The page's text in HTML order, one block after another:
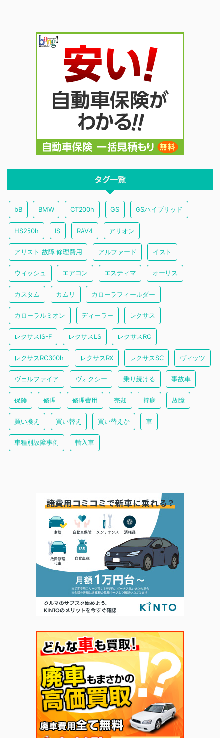
タグ一覧
bB BMW CT200h GS GSハイブリッド
HS250h IS RAV4 アリオン
アリスト 故障 修理費用 アルファード イスト
ウィッシュ エアコン エスティマ オーリス
カスタム カムリ カローラフィールダー
カローラルミオン ディーラー レクサス
レクサスIS-F レクサスLS レクサスRC
レクサスRC300h レクサスRX レクサスSC ヴィッツ
ヴェルファイア ヴォクシー 乗り続ける 事故車
保険 修理 修理費用 売却 持病 故障
買い換え 買い替え 買い替えか 車
車種別故障事例 輸入車